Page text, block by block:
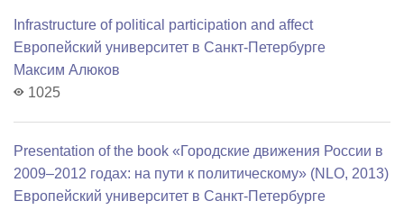
Infrastructure of political participation and affect
Европейский университет в Санкт-Петербурге
Максим Алюков
1025
Presentation of the book «Городские движения России в
2009–2012 годах: на пути к политическому» (NLO, 2013)
Европейский университет в Санкт-Петербурге